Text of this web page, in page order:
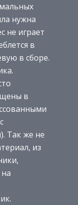
нужна
не играет
в
в сборе.
в
Так же не
из